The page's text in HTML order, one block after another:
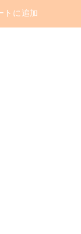
トに追加